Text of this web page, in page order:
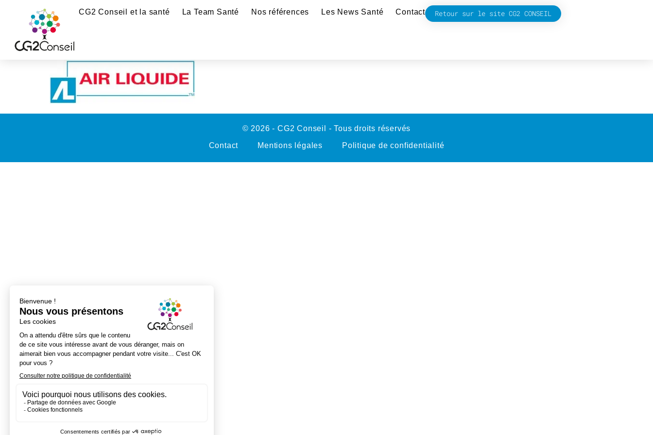
CG2 Conseil et la santé La Team Santé Nos références Les News Santé Contact Retour sur le site CG2 CONSEIL
© 2026 - CG2 Conseil - Tous droits réservés
Contact Mentions légales Politique de confidentialité